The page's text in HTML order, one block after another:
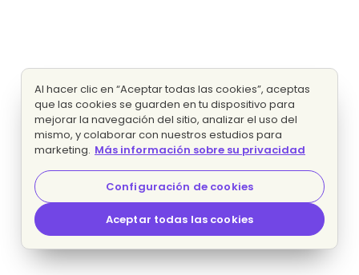
Al hacer clic en “Aceptar todas las cookies”, aceptas
que las cookies se guarden en tu dispositivo para
mejorar la navegación del sitio, analizar el uso del
mismo, y colaborar con nuestros estudios para
marketing. Más información sobre su privacidad
Configuración de cookies
Aceptar todas las cookies